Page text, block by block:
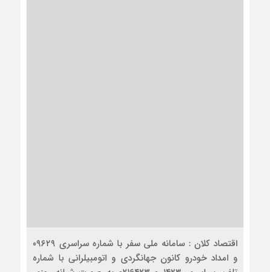
اقتصاد کلان : سامانه ملی سفر با شماره سراسری ۰۹۶۲۹
و امداد خودرو کانون جهانگردی و اتومبیلرانی با شماره